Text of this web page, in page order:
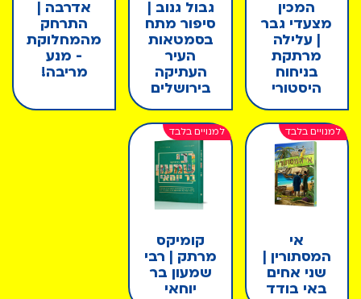
המכין
מצעדי גבר
| עלילה
מרתקת
בניחוח
היסטורי
גבול גנוב |
סיפור מתח
בסמטאות
העיר
העתיקה
בירושלים
אדרבה |
התרחק
מהמחלוקת
- מנע
מריבה!
אי
המסתורין |
שני אחים
באי בודד
קומיקס
מרתק | רבי
שמעון בר
יוחאי